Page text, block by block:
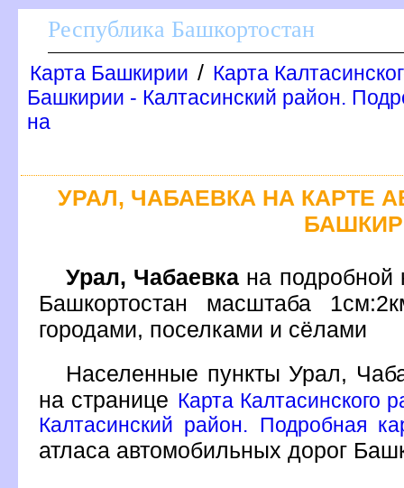
Республика Башкортостан
Карта Башкирии / Карта
Башкирии - Калтасинский район.
на
УРАЛ, ЧАБАЕВКА НА КАРТЕ
Урал, Чабаевка на подробной
Башкортостан масштаба
ородами, поселками и сёлами
Населенные пункты Урал,
на странице Карта Калтасинского
Калтасинский район. Подробная
атласа автомобильных дорог